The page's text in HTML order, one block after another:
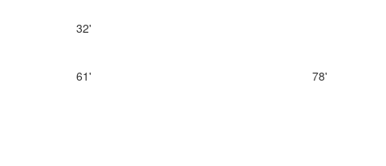
32'
61'
78'